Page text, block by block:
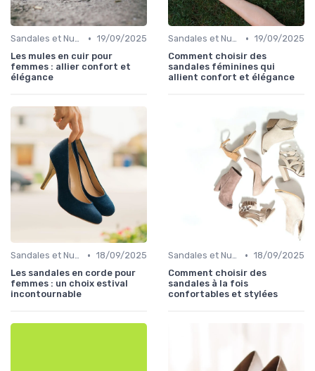
Sandales et Nu-pieds • 19/09/2025
Les mules en cuir pour
femmes : allier confort et
élégance
Sandales et Nu-pieds • 19/09/2025
Comment choisir des
sandales féminines qui
allient confort et élégance
Sandales et Nu-pieds • 18/09/2025
Les sandales en corde pour
femmes : un choix estival
incontournable
Sandales et Nu-pieds • 18/09/2025
Comment choisir des
sandales à la fois
confortables et stylées